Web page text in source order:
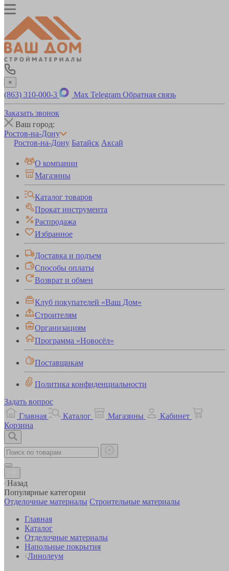
×
(863) 310-000-3 Max Telegram Обратная связь
Заказать звонок
Ваш город:
Ростов-на-Дону
Ростов-на-Дону Батайск Аксай
О компании
Магазины
Каталог товаров
Прокат инструмента
Распродажа
Избранное
Доставка и подъем
Способы оплаты
Возврат и обмен
Клуб покупателей «Ваш Дом»
Строителям
Организациям
Программа «Новосёл»
Поставщикам
Политика конфиденциальности
Задать вопрос
Главная
Каталог Магазины
Кабинет
Корзина
Назад
Популярные категории
Отделочные материалы Строительные материалы
Главная
Каталог
Отделочные материалы
Напольные покрытия
Линолеум